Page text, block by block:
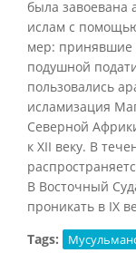
была завоевана
ислам с
мер: принявшие
подушной
пользовались
исламизация
Северной
к XII веку. В
В Восточный
проникать в IX
Tags: